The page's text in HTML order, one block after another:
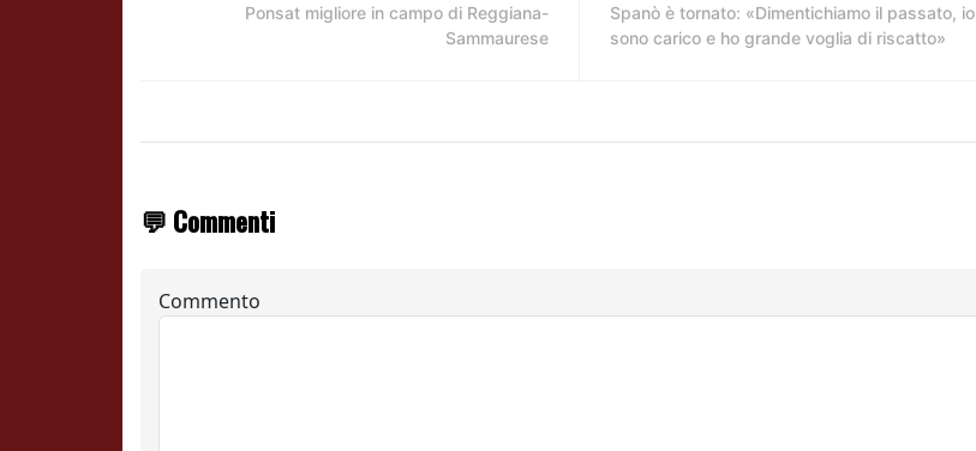
Ponsat migliore in campo di Reggiana-
Sammaurese
Spanò è tornato: «Dimentichiamo il passato, io
sono carico e ho grande voglia di riscatto»
💬 Commenti